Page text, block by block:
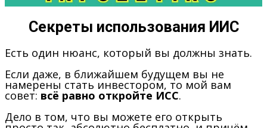
Секреты использования ИИС
Есть один нюанс, который вы должны знать.
Если даже, в ближайшем будущем вы не
намерены стать инвестором, то мой вам
совет: всё равно откройте ИСС.
Дело в том, что вы можете его открыть